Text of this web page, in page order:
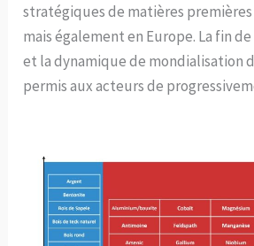
stratégiques de matières
mais également en Europe. La fin
et la dynamique de mondialisation
permis aux acteurs de